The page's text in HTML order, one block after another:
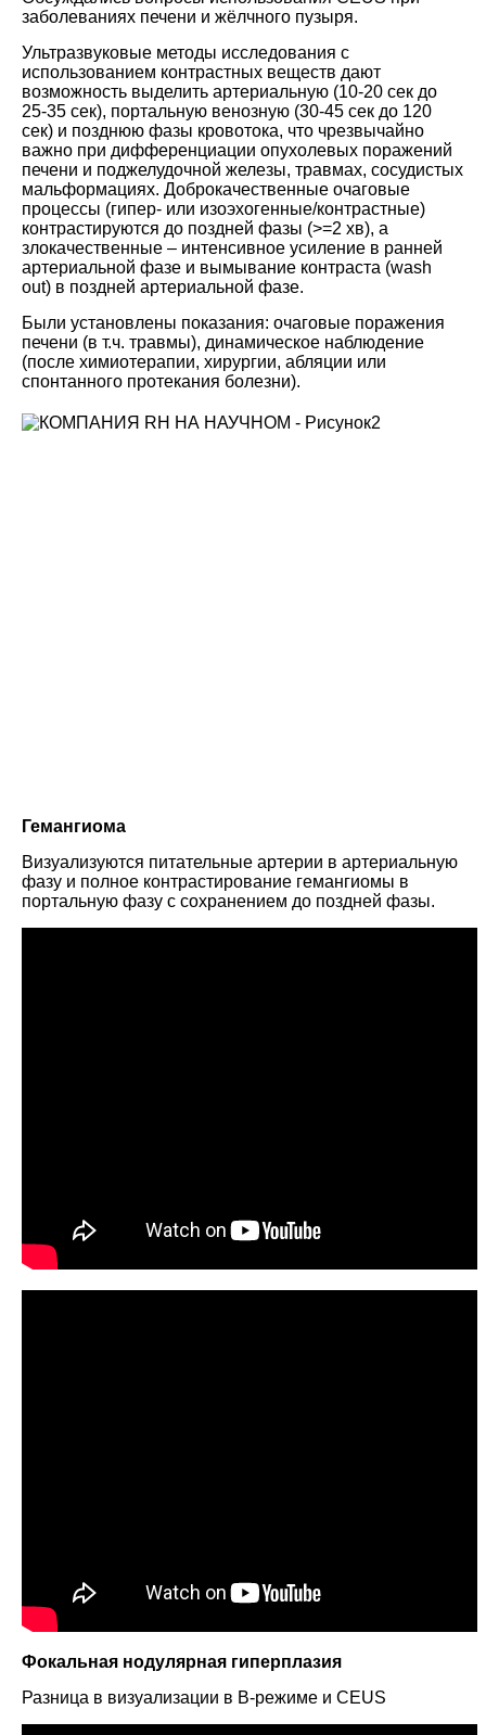
заболеваниях печени и жёлчного пузыря.
Ультразвуковые методы исследования с
использованием контрастных веществ дают
возможность выделить артериальную (10-20 сек до
25-35 сек), портальную венозную (30-45 сек до 120
сек) и позднюю фазы кровотока, что чрезвычайно
важно при дифференциации опухолевых поражений
печени и поджелудочной железы, травмах, сосудистых
мальформациях. Доброкачественные очаговые
процессы (гипер- или изоэхогенные/контрастные)
контрастируются до поздней фазы (>=2 хв), а
злокачественные – интенсивное усиление в ранней
артериальной фазе и вымывание контраста (wash
out) в поздней артериальной фазе.
Были установлены показания: очаговые поражения
печени (в т.ч. травмы), динамическое наблюдение
(после химиотерапии, хирургии, абляции или
спонтанного протекания болезни).
Гемангиома
Визуализуются питательные артерии в артериальную
фазу и полное контрастирование гемангиомы в
портальную фазу с сохранением до поздней фазы.
Фокальная нодулярная гиперплазия
Разница в визуализации в В-режиме и CEUS